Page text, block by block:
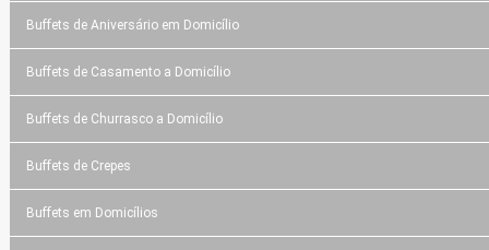
Buffets de Aniversário em Domicílio
Buffets de Casamento a Domicílio
Buffets de Churrasco a Domicílio
Buffets de Crepes
Buffets em Domicílios